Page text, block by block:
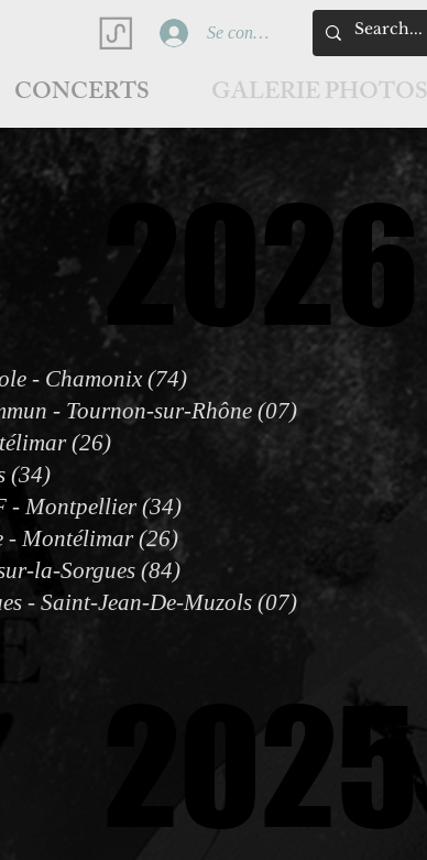
Se connecter
CONCERTS GALERIE PHOTOS
2026
2026
- Chamonix (74)
- Tournon-sur-Rhône (07)
(26)
(34)
- Montpellier (34)
- Montélimar (26)
la-Sorgues (84)
- Saint-Jean-De-Muzols (07)
2025
2025